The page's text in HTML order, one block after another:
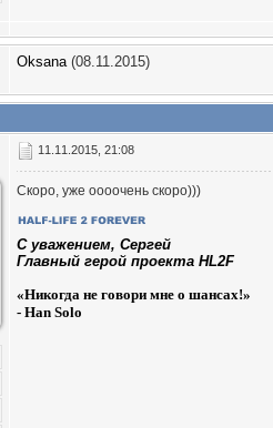
Oksana(08.11.2015)
11.11.2015, 21:08
Скоро, уже оооочень скоро)))
C уважением, Сергей
Главный герой проекта HL2F
«Никогда не говори мне о шансах!»
- Han Solo